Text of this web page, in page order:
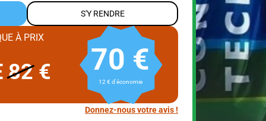
S'Y RENDRE
À PRIX
82€ 70 €
12 € d'économie
Donnez-nous votre avis !